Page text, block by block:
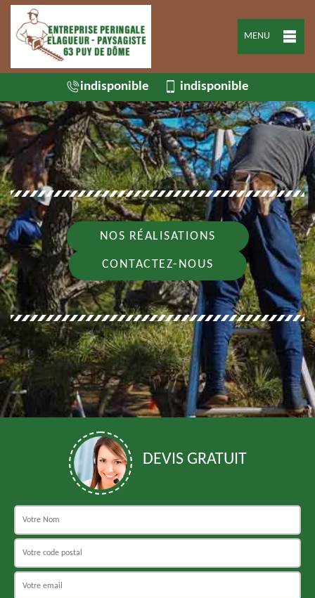
MENU
indisponible indisponible
NOS RÉALISATIONS
CONTACTEZ-NOUS
DEVIS GRATUIT